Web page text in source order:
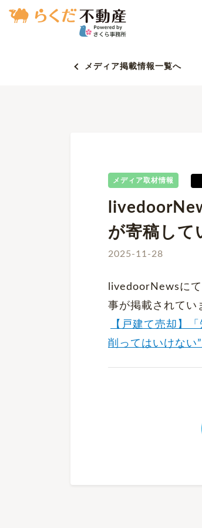
メディア掲載情報一覧へ
メディア取材情報
が寄稿して
2025-11-28
livedoorNewsに
事が掲載されてい
【戸建て売却】
削ってはいけない